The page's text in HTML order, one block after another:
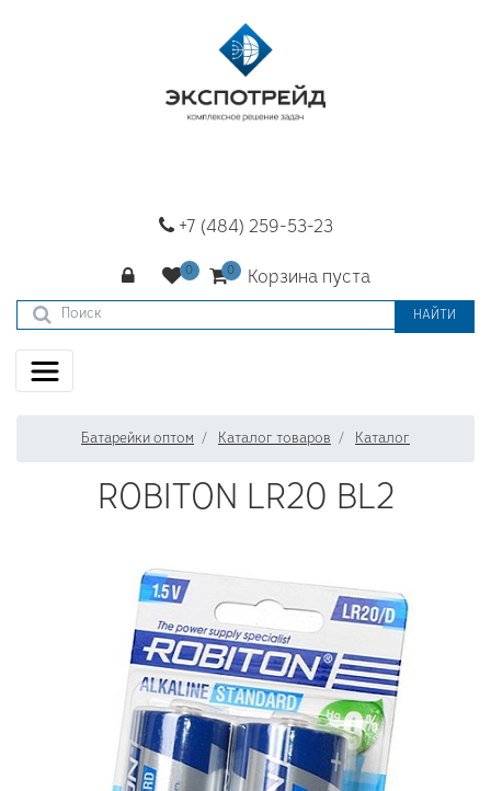
+7 (484) 259-53-23
Корзина пуста
НАЙТИ
Батарейки оптом Каталог товаров Каталог
ROBITON LR20 BL2